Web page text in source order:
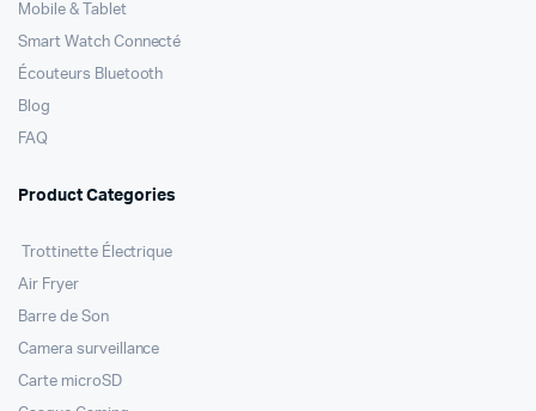
Mobile & Tablet
Smart Watch Connecté
Écouteurs Bluetooth
Blog
FAQ
Product Categories
Trottinette Électrique
Air Fryer
Barre de Son
Camera surveillance
Carte microSD